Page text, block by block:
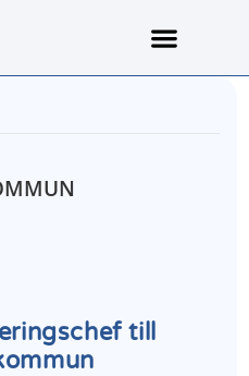
till